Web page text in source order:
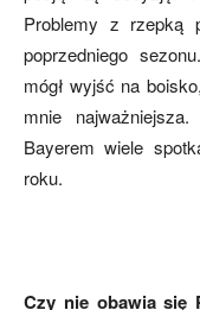
Problemy z rzepką
poprzedniego
mógł wyjść na
mnie
Bayerem wiele
roku.
Czy nie obawia się